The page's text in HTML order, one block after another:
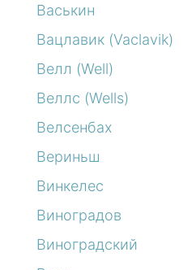
Васькин
Вацлавик (Vaclavik)
Велл (Well)
Веллс (Wells)
Велсенбах
Вериньш
Винкелес
Виноградов
Виноградский